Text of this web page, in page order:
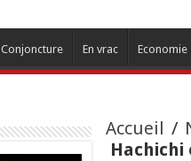
Conjoncture En vrac Economie
Accueil /